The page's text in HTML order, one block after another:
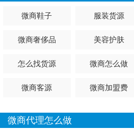
找一手货源吗?如何寻找微商好货
货源 的相关事宜。
如何寻找微商好货源?
到批发市场或者厂商进货
去当地的批发市场或者去一些比较
场地进货...[查看详情
微商鞋子 服装货源
微商奢侈品 美容护肤
怎么找货源 微商怎么做
微商客源 微商加盟费
微商代理怎么做